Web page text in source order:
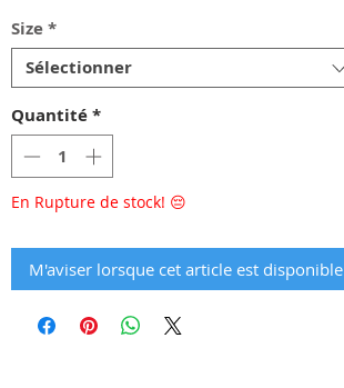
Size*
Sélectionner
Quantité*
En Rupture de stock! 😔
M'aviser lorsque cet article est disponible